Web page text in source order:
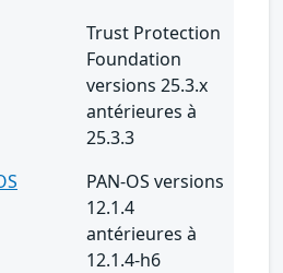
Trust Protection
Foundation
versions 25.3.x
antérieures à
25.3.3
PAN-OS versions
12.1.4
antérieures à
12.1.4-h6